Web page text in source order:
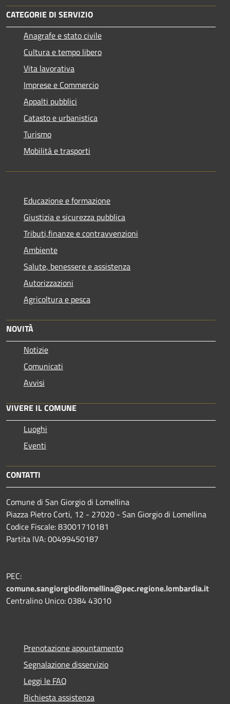
CATEGORIE DI SERVIZIO
Anagrafe e stato civile
Cultura e tempo libero
Vita lavorativa
Imprese e Commercio
Appalti pubblici
Catasto e urbanistica
Turismo
Mobilità e trasporti
Educazione e formazione
Giustizia e sicurezza pubblica
Tributi,finanze e contravvenzioni
Ambiente
Salute, benessere e assistenza
Autorizzazioni
Agricoltura e pesca
NOVITÀ
Notizie
Comunicati
Avvisi
VIVERE IL COMUNE
Luoghi
Eventi
CONTATTI
Comune di San Giorgio di Lomellina
Piazza Pietro Corti, 12 - 27020 - San Giorgio di Lomellina
Codice Fiscale: 83001710181
Partita IVA: 00499450187
PEC:
comune.sangiorgiodilomellina@pec.regione.lombardia.it
Centralino Unico: 0384 43010
Prenotazione appuntamento
Segnalazione disservizio
Leggi le FAQ
Richiesta assistenza